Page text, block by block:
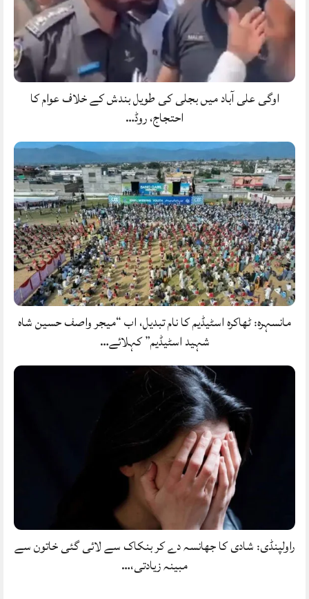
اوگی علی آباد میں بجلی کی طویل بندش کے خلاف عوام کا
احتجاج، روڈ…
مانسہرہ: ٹھاکرہ اسٹیڈیم کا نام تبدیل، اب “میجر واصف حسین شاہ
شہید اسٹیڈیم” کہلائے…
راولپنڈی: شادی کا جھانسہ دے کر بنکاک سے لائی گئی خاتون سے
مبینہ زیادتی،…